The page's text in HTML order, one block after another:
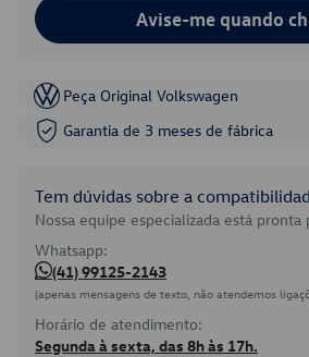
Avise-me quando
Peça Original Volkswagen
Garantia de 3 meses de fábrica
Tem dúvidas sobre a
Nossa equipe especializada está pronta
Whatsapp:
(41) 99125-2143
(apenas mensagens de texto, não atendemos
Horário de atendimento:
Segunda à sexta, das 8h às 17h.